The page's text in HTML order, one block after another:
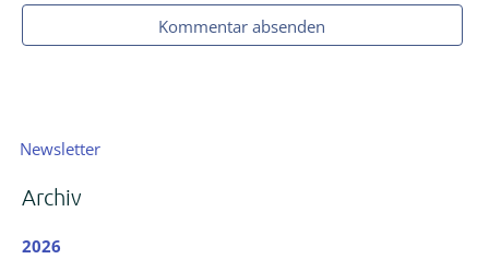
Kommentar absenden
Navigation
Newsletter
Archiv
2026